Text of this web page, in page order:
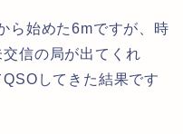
ら始めた6mですが、時
信の局が出てくれ
してきた結果です